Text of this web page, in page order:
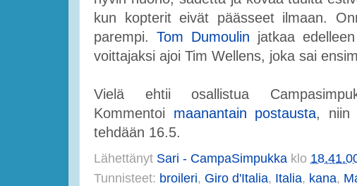
kun kopterit eivät päässeet ilmaan.
parempi. Tom Dumoulin jatkaa
voittajaksi ajoi Tim Wellens, joka sai
Vielä ehtii osallistua
Kommentoi maanantain postausta, niin
tehdään 16.5.
Lähettänyt Sari - CampaSimpukka klo
Tunnisteet: broileri, Giro d'Italia, Italia, kana,